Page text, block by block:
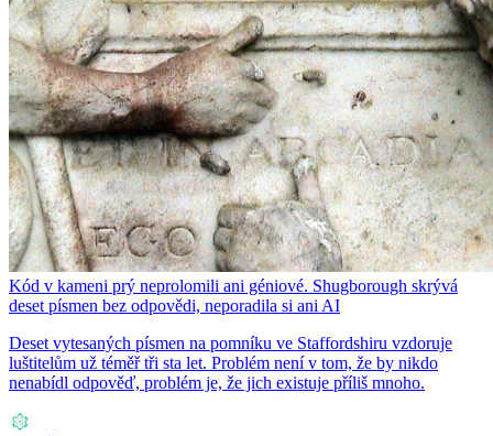
Kód v kameni prý neprolomili ani géniové. Shugborough skrývá
deset písmen bez odpovědi, neporadila si ani AI
Deset vytesaných písmen na pomníku ve Staffordshiru vzdoruje
luštitelům už téměř tři sta let. Problém není v tom, že by nikdo
nenabídl odpověď, problém je, že jich existuje příliš mnoho.